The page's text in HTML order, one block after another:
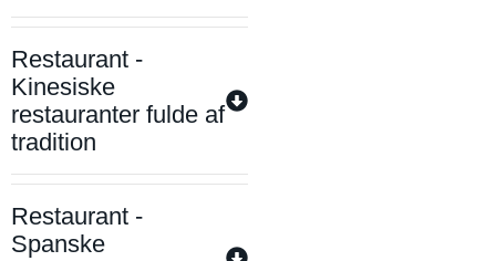
Restaurant -
Kinesiske
restauranter fulde af
tradition
Restaurant -
Spanske